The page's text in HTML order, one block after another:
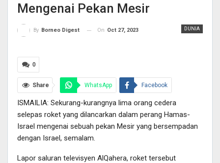
Mengenai Pekan Mesir
DUNIA
By Borneo Digest On Oct 27, 2023
0
Share WhatsApp Facebook
Twitter Pinterest
Telegram Email Print
ISMAILIA: Sekurang-kurangnya lima orang cedera
selepas roket yang dilancarkan dalam perang Hamas-
Israel mengenai sebuah pekan Mesir yang bersempadan
dengan Israel, semalam.
Lapor saluran televisyen AlQahera, roket tersebut